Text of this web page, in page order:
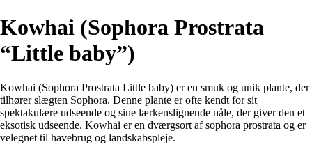
Kowhai (Sophora Prostrata
“Little baby”)
Kowhai (Sophora Prostrata Little baby) er en smuk og unik plante, der
tilhører slægten Sophora. Denne plante er ofte kendt for sit
spektakulære udseende og sine lærkenslignende nåle, der giver den et
eksotisk udseende. Kowhai er en dværgsort af sophora prostrata og er
velegnet til havebrug og landskabspleje.